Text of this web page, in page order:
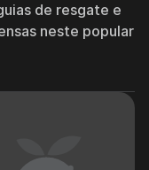
de resgate e
neste popular